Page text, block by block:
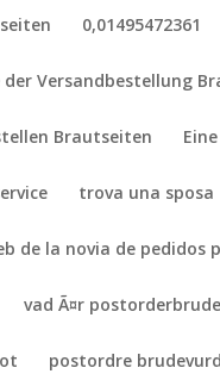
0,01495472361
der Versandbestellung
Brautseiten
trova una
de la novia de pedidos
vad Ã¤r
postordre